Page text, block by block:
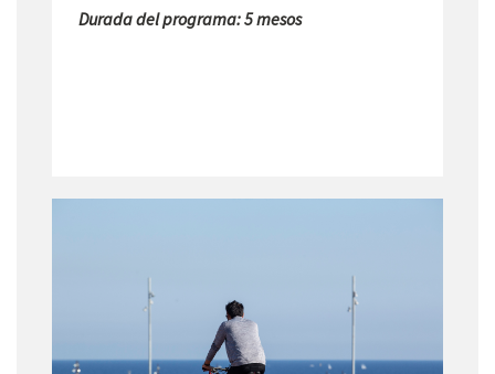
Durada del programa: 5 mesos